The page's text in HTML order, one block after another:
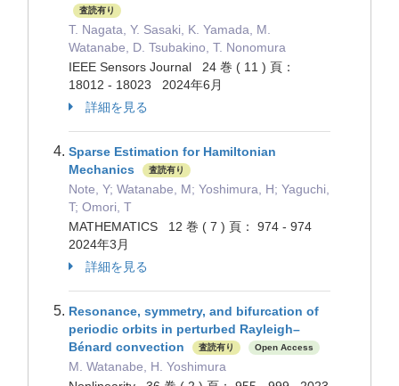
査読有り
T. Nagata, Y. Sasaki, K. Yamada, M.
Watanabe, D. Tsubakino, T. Nonomura
IEEE Sensors Journal 24 巻 ( 11 ) 頁：
18012 - 18023 2024年6月
詳細を見る
Sparse Estimation for Hamiltonian
Mechanics
査読有り
Note, Y; Watanabe, M; Yoshimura, H; Yaguchi,
T; Omori, T
MATHEMATICS 12 巻 ( 7 ) 頁： 974 - 974
2024年3月
詳細を見る
Resonance, symmetry, and bifurcation of
periodic orbits in perturbed Rayleigh–
Bénard convection
査読有り Open Access
M. Watanabe, H. Yoshimura